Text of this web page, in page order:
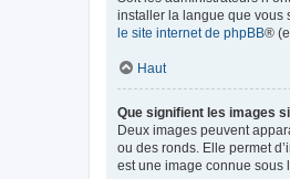
installer la langue que vous
le site internet de phpBB®
Haut
Que signifient les images
Deux images peuvent
ou des ronds. Elle permet
est une image connue sous